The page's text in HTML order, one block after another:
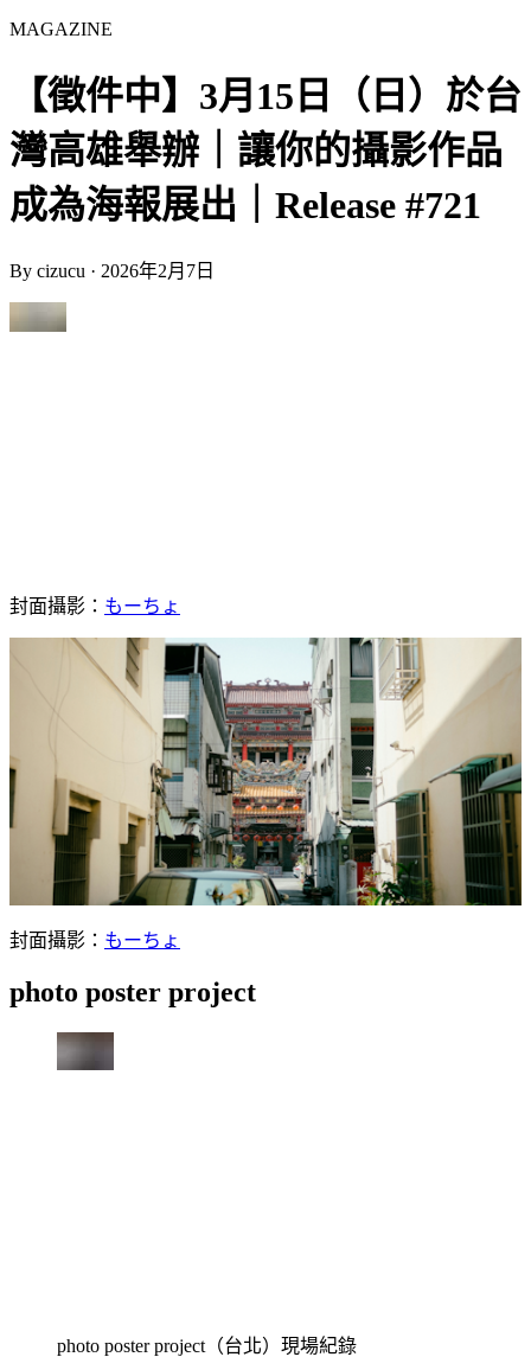
MAGAZINE
【徵件中】3月15日（日）於台
灣高雄舉辦｜讓你的攝影作品
成為海報展出｜Release #721
By cizucu · 2026年2月7日
封面攝影： もーちょ
封面攝影： もーちょ
photo poster project
photo poster project（台北）現場紀錄